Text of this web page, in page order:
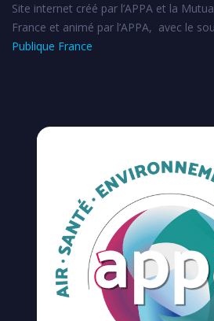
Site internet créé par l’APPA et la
France et animé par l’APPA, avec le
Publique France